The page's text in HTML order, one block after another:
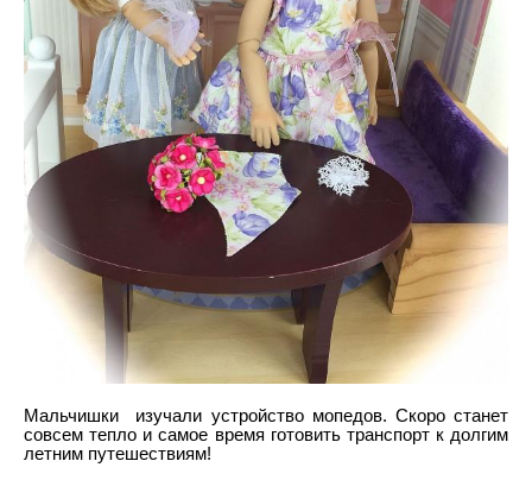
Мальчишки изучали устройство мопедов. Скоро станет
совсем тепло и самое время готовить транспорт к долгим
летним путешествиям!